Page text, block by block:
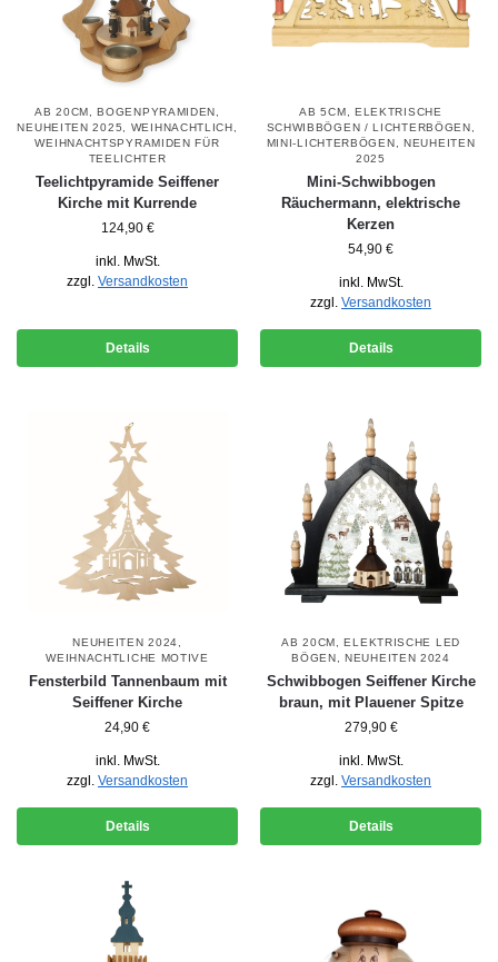
AB 20CM ,BOGENPYRAMIDEN
NEUHEITEN 2025
WEIHNACHTLICH
WEIHNACHTSPYRAMIDEN FÜR
TEELICHTER
Teelichtpyramide Seiffener
Kirche mit Kurrende
124,90 €
inkl. MwSt.
zzgl. Versandkosten
Details
AB 5CM
ELEKTRISCHE
SCHWIBBÖGEN / LICHTERBÖGEN
MINI-LICHTERBÖGEN
NEUHEITEN
2025
Mini-Schwibbogen
Räuchermann, elektrische
Kerzen
54,90 €
inkl. MwSt.
zzgl. Versandkosten
Details
NEUHEITEN 2024
WEIHNACHTLICHE MOTIVE
Fensterbild Tannenbaum mit
Seiffener Kirche
24,90 €
inkl. MwSt.
zzgl. Versandkosten
Details
AB 20CM ,ELEKTRISCHE LED
BÖGEN ,NEUHEITEN 2024
Schwibbogen Seiffener Kirche
braun, mit Plauener Spitze
279,90 €
inkl. MwSt.
zzgl. Versandkosten
Details